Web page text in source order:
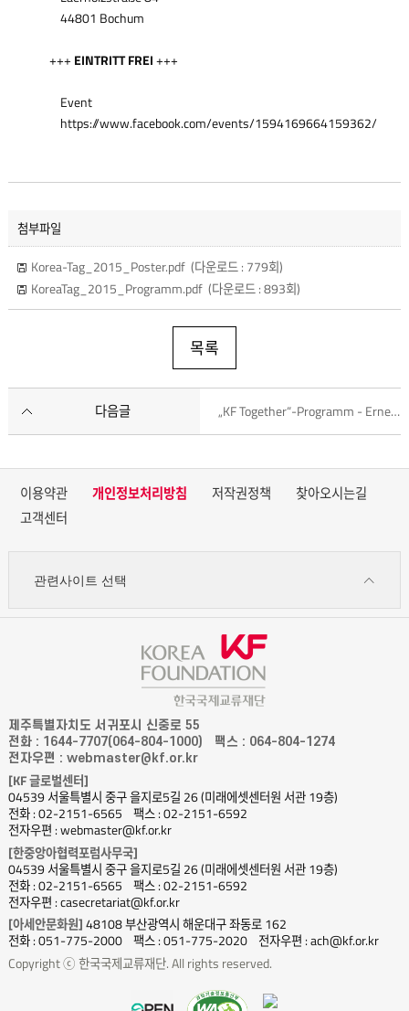
44801 Bochum
+++ EINTRITT FREI+++
Event
https://www.facebook.com/events/1594169664159362/
첨부파일
Korea-Tag_2015_Poster.pdf (다운로드 : 779회)
KoreaTag_2015_Programm.pdf (다운로드 : 893회)
목록
다음글 „KF Together“-Programm - Ernennung der KF Kulturbotschafter
이용약관 개인정보처리방침 저작권정책
찾아오시는길
고객센터
관련사이트 선택
제주특별자치도 서귀포시 신중로 55
전화 : 1644-7707(064-804-1000)
팩스 : 064-804-1274
전자우편 : webmaster@kf.or.kr
[KF 글로벌센터]
04539 서울특별시 중구 을지로5길 26 (미래에셋센터원 서관 19층)
전화 : 02-2151-6565
팩스 : 02-2151-6592
전자우편 : webmaster@kf.or.kr
[한중앙아협력포럼사무국]
04539 서울특별시 중구 을지로5길 26 (미래에셋센터원 서관 19층)
전화 : 02-2151-6565
팩스 : 02-2151-6592
전자우편 : casecretariat@kf.or.kr
[아세안문화원] 48108 부산광역시 해운대구 좌동로 162
전화 : 051-775-2000
팩스 : 051-775-2020
전자우편 : ach@kf.or.kr
Copyright ⓒ 한국국제교류재단. All rights reserved.